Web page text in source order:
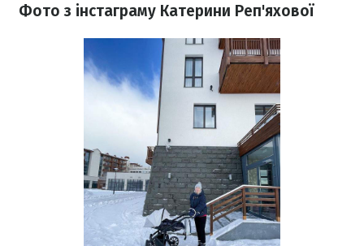
Фото з інстаграму Катерини Реп'яхової